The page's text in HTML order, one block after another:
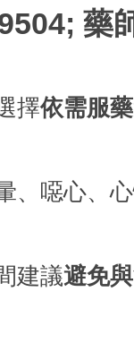
藥
擇依需服藥
、噁心、
建議避免